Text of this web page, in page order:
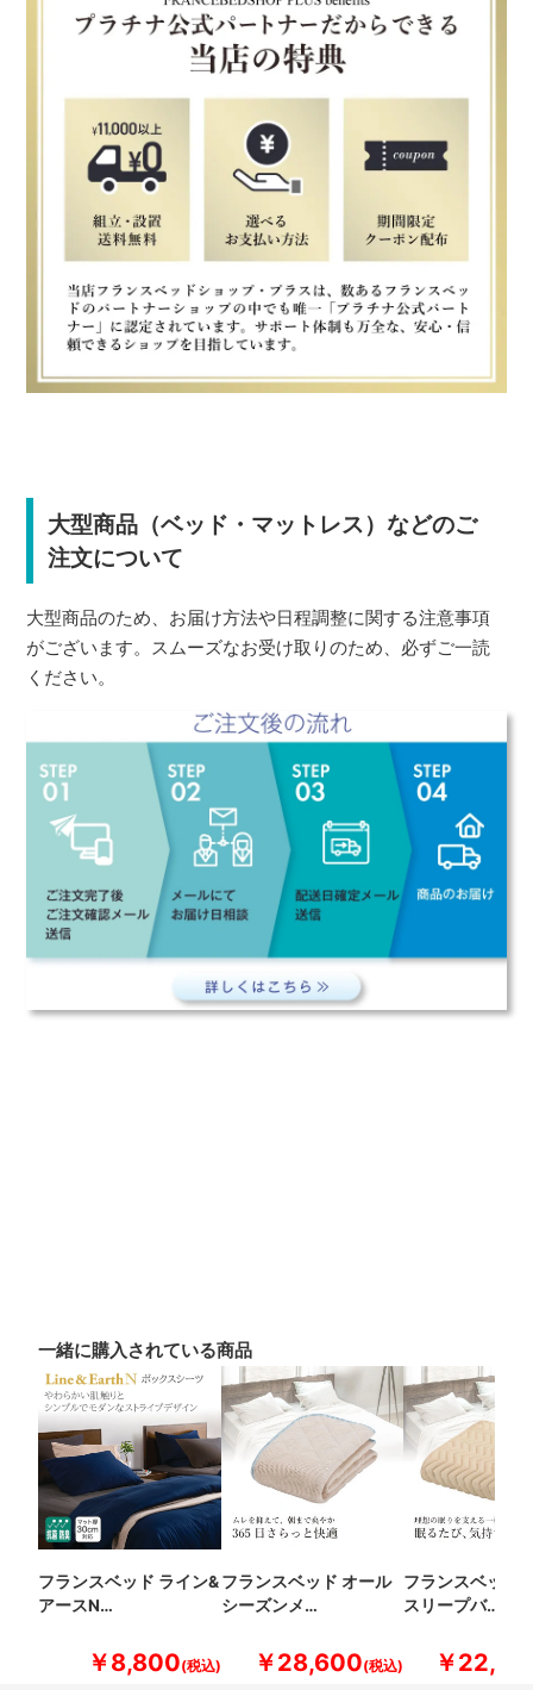
大型商品（ベッド・マットレス）などのご
注文について
大型商品のため、お届け方法や日程調整に関する注意事項
がございます。スムーズなお受け取りのため、必ずご一読
ください。
一緒に購入されている商品
フランスベッド ライン&
アースN…
￥8,800
フランスベッド オール
シーズンメ…
￥28,600
フランスベッド
スリープバ…
￥